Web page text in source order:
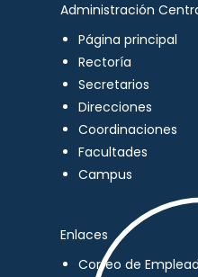
Administración
Página principal
Rectoría
Secretarios
Direcciones
Coordinaciones
Facultades
Campus
Enlaces
Correo de